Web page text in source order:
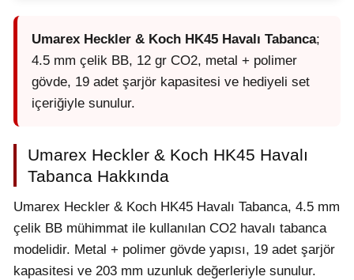
Umarex Heckler & Koch HK45 Havalı Tabanca;
4.5 mm çelik BB, 12 gr CO2, metal + polimer
gövde, 19 adet şarjör kapasitesi ve hediyeli set
içeriğiyle sunulur.
Umarex Heckler & Koch HK45 Havalı
Tabanca Hakkında
Umarex Heckler & Koch HK45 Havalı Tabanca, 4.5 mm
çelik BB mühimmat ile kullanılan CO2 havalı tabanca
modelidir. Metal + polimer gövde yapısı, 19 adet şarjör
kapasitesi ve 203 mm uzunluk değerleriyle sunulur.